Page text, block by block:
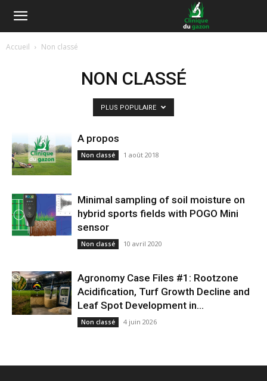
Accueil Non classé
NON CLASSÉ
PLUS POPULAIRE
A propos
Non classé 1 août 2018
Minimal sampling of soil moisture on
hybrid sports fields with POGO Mini
sensor
Non classé 10 avril 2020
Agronomy Case Files #1: Rootzone
Acidification, Turf Growth Decline and
Leaf Spot Development in...
Non classé 4 juin 2026